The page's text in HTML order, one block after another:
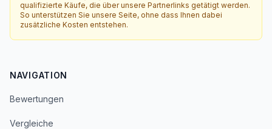
qualifizierte Käufe, die über unsere Partnerlinks getätigt werden.
So unterstützen Sie unsere Seite, ohne dass Ihnen dabei
zusätzliche Kosten entstehen.
NAVIGATION
Bewertungen
Vergleiche